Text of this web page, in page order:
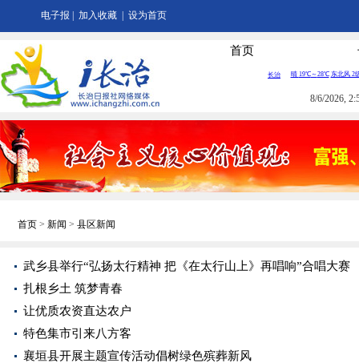
电子报 加入收藏 设为首页
首页
8/6/2026,
首页 > 新闻 > 县区新闻
武乡县举行“弘扬太行精神 把《在太行山上》再唱响”合唱大赛
扎根乡土 筑梦青春
让优质农资直达农户
特色集市引来八方客
襄垣县开展主题宣传活动倡树绿色殡葬新风